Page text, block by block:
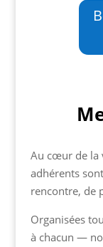
Au cœur de la
adhérents
rencontre, de
Organisées
à chacun —